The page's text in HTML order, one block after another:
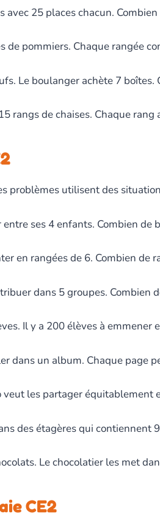
avec 25 places chacun.
de pommiers. Chaque rangée
Le boulanger achète 7 boîtes.
rangs de chaises. Chaque
problèmes utilisent des
ses 4 enfants. Combien
en rangées de 6. Combien de
dans 5 groupes. Combien
Il y a 200 élèves à emmener
dans un album. Chaque page
les partager équitablement
des étagères qui contiennent
Le chocolatier les met
CE2